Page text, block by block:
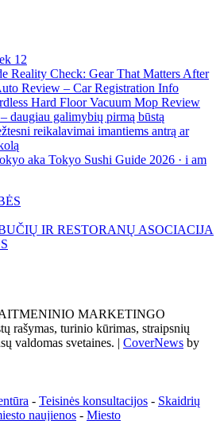
12
Reality Check: Gear That Matters After
Review – Car Registration Info
Hard Floor Vacuum Mop Review
daugiau galimybių pirmą būstą
reikalavimai imantiems antrą ar
aka Tokyo Sushi Guide 2026 · i am
IR RESTORANŲ ASOCIACIJA
MARKETINGO
rašymas, turinio kūrimas, straipsnių
valdomas svetaines. | CoverNews by
- Teisinės konsultacijos - Skaidrių
naujienos - Miesto